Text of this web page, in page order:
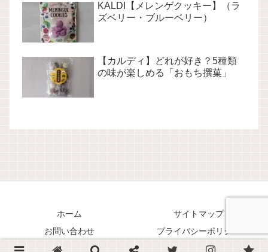
KALDI【メレンゲクッキー】（ラ
ズベリー・ブルーベリー）
【カルディ】どれが好き？5種類
の味が楽しめる「おもち撰菓」
ホーム
サイトマップ
お問い合わせ
プライバシーポリシー